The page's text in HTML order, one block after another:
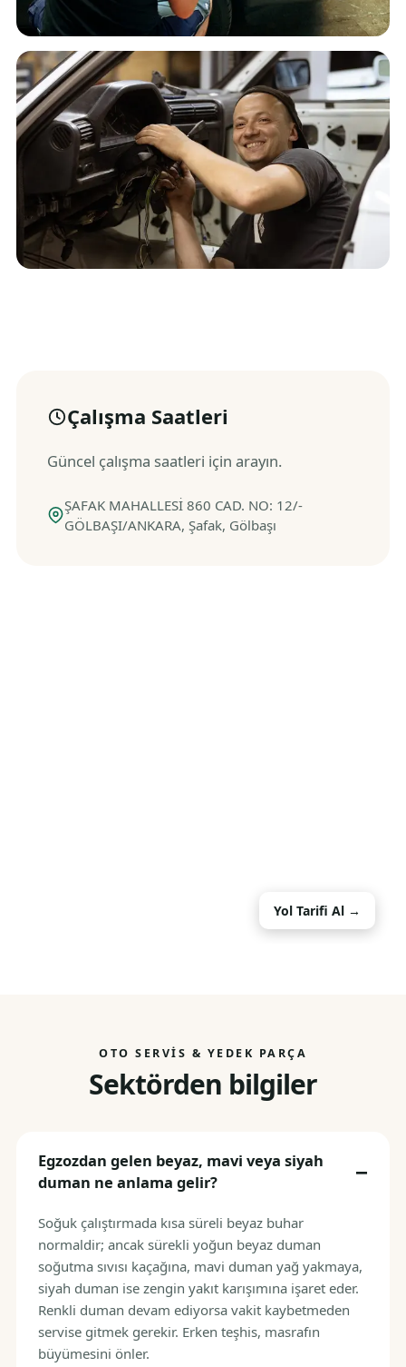
Çalışma Saatleri
Güncel çalışma saatleri için arayın.
ŞAFAK MAHALLESİ 860 CAD. NO: 12/-
GÖLBAŞI/ANKARA, Şafak, Gölbaşı
Yol Tarifi Al →
OTO SERVIS & YEDEK PARÇA
Sektörden bilgiler
Egzozdan gelen beyaz, mavi veya siyah
duman ne anlama gelir?
Soğuk çalıştırmada kısa süreli beyaz buhar
normaldir; ancak sürekli yoğun beyaz duman
soğutma sıvısı kaçağına, mavi duman yağ yakmaya,
siyah duman ise zengin yakıt karışımına işaret eder.
Renkli duman devam ediyorsa vakit kaybetmeden
servise gitmek gerekir. Erken teşhis, masrafın
büyümesini önler.